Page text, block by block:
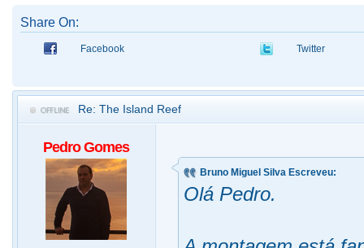
Share On:
Facebook Twitter
Re: The Island Reef
Pedro Gomes
Bruno Miguel Silva Escreveu:
Olá Pedro.